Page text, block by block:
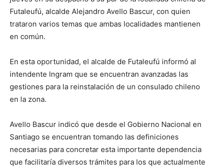
Futaleufú, alcalde Alejandro Avello Bascur, con quien
trataron varios temas que ambas localidades mantienen
en común.
En esta oportunidad, el alcalde de Futaleufú informó al
intendente Ingram que se encuentran avanzadas las
gestiones para la reinstalación de un consulado chileno
en la zona.
Avello Bascur indicó que desde el Gobierno Nacional en
Santiago se encuentran tomando las definiciones
necesarias para concretar esta importante dependencia
que facilitaría diversos trámites para los que actualmente